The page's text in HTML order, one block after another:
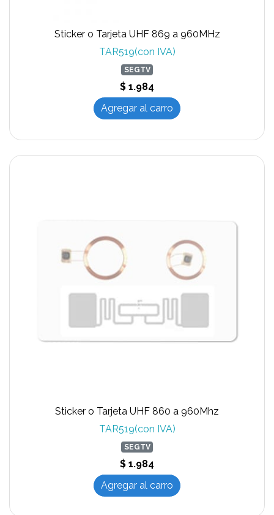
Sticker o Tarjeta UHF 869 a 960MHz
TAR519(con IVA)
SEGTV
$ 1.984
Agregar al carro
Sticker o Tarjeta UHF 860 a 960Mhz
TAR519(con IVA)
SEGTV
$ 1.984
Agregar al carro